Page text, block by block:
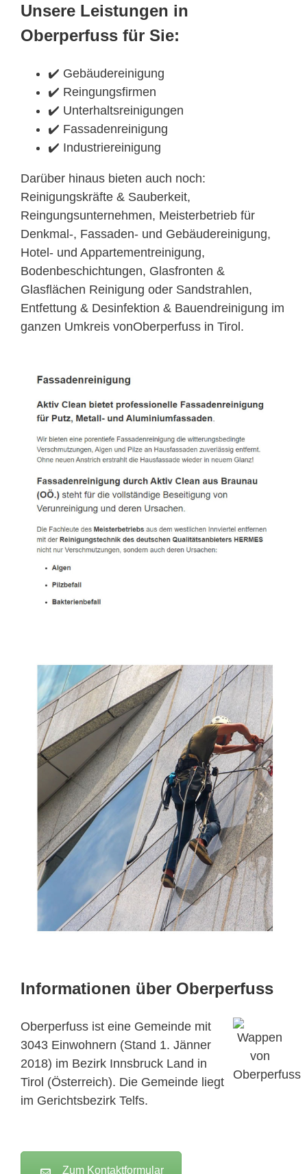
Unsere Leistungen in
Oberperfuss für Sie:
✔️ Gebäudereinigung
✔️ Reingungsfirmen
✔️ Unterhaltsreinigungen
✔️ Fassadenreinigung
✔️ Industriereinigung
Darüber hinaus bieten auch noch:
Reinigungskräfte & Sauberkeit,
Reingungsunternehmen, Meisterbetrieb für
Denkmal-, Fassaden- und Gebäudereinigung,
Hotel- und Appartementreinigung,
Bodenbeschichtungen, Glasfronten &
Glasflächen Reinigung oder Sandstrahlen,
Entfettung & Desinfektion & Bauendreinigung im
ganzen Umkreis vonOberperfuss in Tirol.
Informationen über Oberperfuss
Oberperfuss ist eine Gemeinde mit
3043 Einwohnern (Stand 1. Jänner
2018) im Bezirk Innsbruck Land in
Tirol (Österreich). Die Gemeinde liegt
im Gerichtsbezirk Telfs.
Zum Kontaktformular